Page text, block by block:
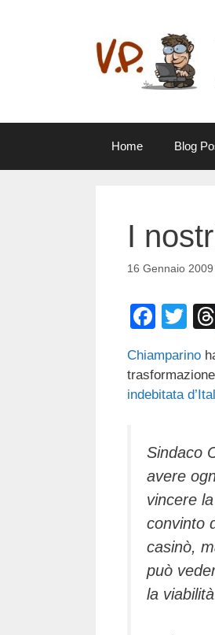
Home Blog
I
16 Gennaio 2009
F
c
e
o
o
k
T
tt
er
Chiamparino
indebitata
Sindaco
avere
vincere
convinto
casinò,
può
la